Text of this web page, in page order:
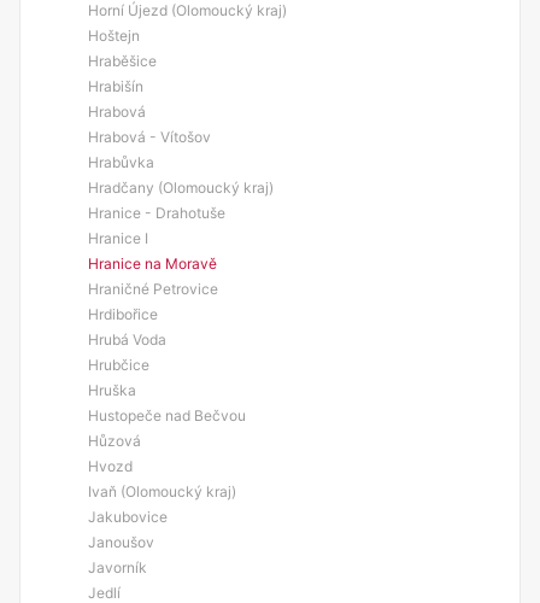
Horní Újezd (Olomoucký kraj)
Hoštejn
Hraběšice
Hrabišín
Hrabová
Hrabová - Vítošov
Hrabůvka
Hradčany (Olomoucký kraj)
Hranice - Drahotuše
Hranice I
Hranice na Moravě
Hraničné Petrovice
Hrdibořice
Hrubá Voda
Hrubčice
Hruška
Hustopeče nad Bečvou
Hůzová
Hvozd
Ivaň (Olomoucký kraj)
Jakubovice
Janoušov
Javorník
Jedlí